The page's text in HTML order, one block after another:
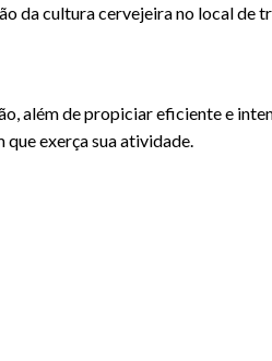
da cultura cervejeira no local de
além de propiciar eficiente e
exerça sua atividade.